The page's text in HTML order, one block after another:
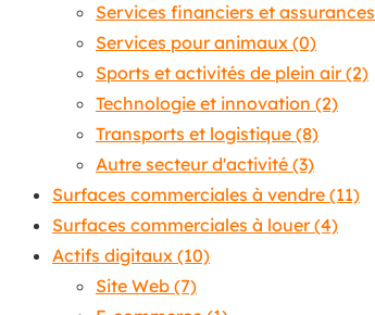
Services financiers et assurances
Services pour animaux (0)
Sports et activités de plein air(2)
Technologie et innovation (2)
Transports et logistique (8)
Autre secteur d'activité (3)
Surfaces commerciales à vendre (11)
Surfaces commerciales à louer(4)
Actifs digitaux (10)
Site Web (7)